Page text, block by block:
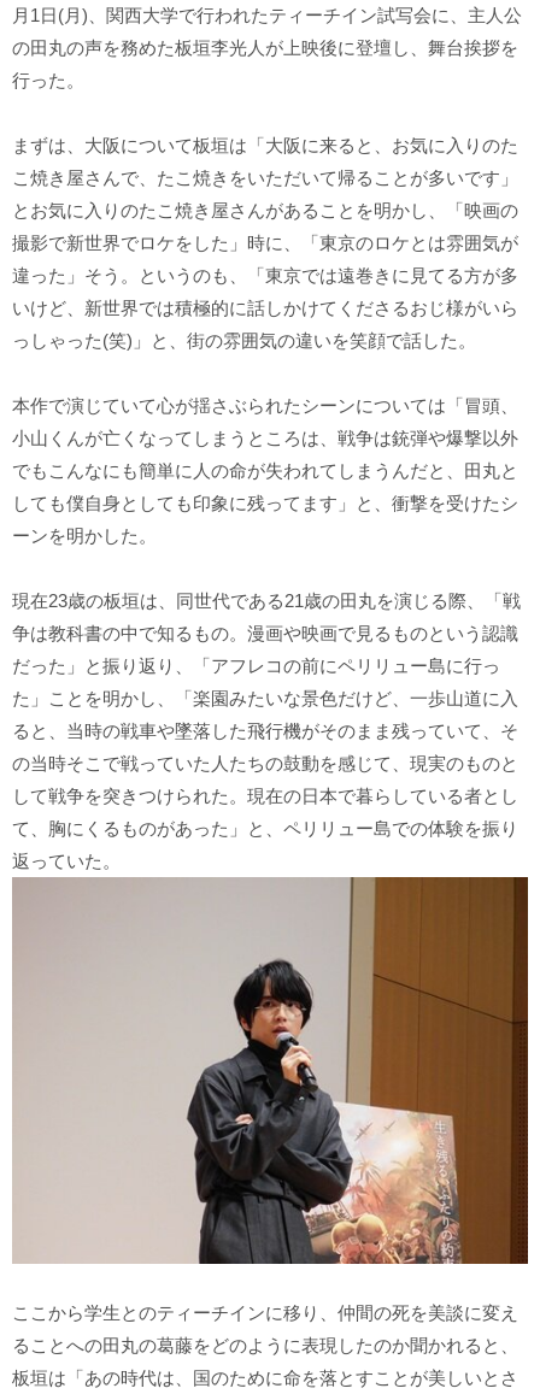
月1日(月)、関西大学で行われたティーチイン試写会に、主人公
の田丸の声を務めた板垣李光人が上映後に登壇し、舞台挨拶を
行った。
まずは、大阪について板垣は「大阪に来ると、お気に入りのた
こ焼き屋さんで、たこ焼きをいただいて帰ることが多いです」
とお気に入りのたこ焼き屋さんがあることを明かし、「映画の
撮影で新世界でロケをした」時に、「東京のロケとは雰囲気が
違った」そう。というのも、「東京では遠巻きに見てる方が多
いけど、新世界では積極的に話しかけてくださるおじ様がいら
っしゃった(笑)」と、街の雰囲気の違いを笑顔で話した。
本作で演じていて心が揺さぶられたシーンについては「冒頭、
小山くんが亡くなってしまうところは、戦争は銃弾や爆撃以外
でもこんなにも簡単に人の命が失われてしまうんだと、田丸と
しても僕自身としても印象に残ってます」と、衝撃を受けたシ
ーンを明かした。
現在23歳の板垣は、同世代である21歳の田丸を演じる際、「戦
争は教科書の中で知るもの。漫画や映画で見るものという認識
だった」と振り返り、「アフレコの前にペリリュー島に行っ
た」ことを明かし、「楽園みたいな景色だけど、一歩山道に入
ると、当時の戦車や墜落した飛行機がそのまま残っていて、そ
の当時そこで戦っていた人たちの鼓動を感じて、現実のものと
して戦争を突きつけられた。現在の日本で暮らしている者とし
て、胸にくるものがあった」と、ペリリュー島での体験を振り
返っていた。
ここから学生とのティーチインに移り、仲間の死を美談に変え
ることへの田丸の葛藤をどのように表現したのか聞かれると、
板垣は「あの時代は、国のために命を落とすことが美しいとさ